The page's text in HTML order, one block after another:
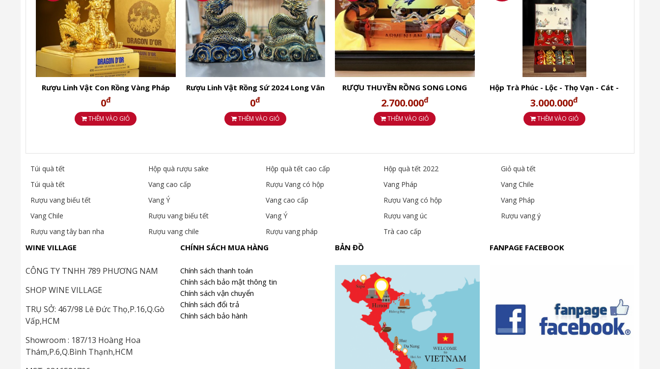
2.THông tin chi tiết Bộ quà tặng trà 3 tầng đặc biệt Jinjunmei trà đen siêu cấp hương vị đậm đà Tết 2023.
Rượu Linh Vật Con Rồng Vàng Pháp
2024 Dragon Dor XO Extra Elegance
0đ
THÊM VÀO GIỎ
Rượu Linh Vật Rồng Sứ 2024 Long Vân
Hội Lộc ROYAL DARIUS XO GOLD 23K
0đ
THÊM VÀO GIỎ
RƯỢU THUYỀN RỒNG SONG LONG
2.700.000đ
THÊM VÀO GIỎ
Hộp Trà Phúc - Lộc - Thọ Vạn - Cát -
Tường-Hộp quà bọc da cao cấp Trà
đen Jin Junmei.
3.000.000đ
THÊM VÀO GIỎ
Túi quà tết Hộp quà rượu sake Hộp quà tết cao cấp Hộp quà tết 2022
Giỏ quà tết
Túi quà tết
Vang cao cấp Rượu Vang có hộp Vang Pháp
Vang Chile
Rượu vang biếu tết
Vang Ý Vang cao cấp Rượu Vang có hộp
Vang Pháp
Vang Chile
Rượu vang biếu tết Vang Ý Rượu vang úc
Rượu vang ý
Rượu vang tây ban nha
Rượu vang chile Rượu vang pháp Trà cao cấp
WINE VILLAGE
CÔNG TY TNHH 789 PHƯƠNG NAM
SHOP WINE VILLAGE
TRỤ SỞ: 467/98 Lê Đức Thọ,P.16,Q.Gò
Vấp,HCM
Showroom : 187/13 Hoàng Hoa
Thám,P.6,Q.Bình Thạnh,HCM
CHÍNH SÁCH MUA HÀNG
Chính sách thanh toán
Chính sách bảo mật thông tin
Chính sách vận chuyển
Chính sách đổi trả
Chính sách bảo hành
BẢN ĐỒ FANPAGE FACEBOOK